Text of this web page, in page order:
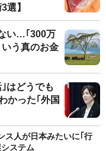
選】
い…｢300万
う真のお金
はどうでも
かった｢外国
ス人が日本みたいに｢行
ステム